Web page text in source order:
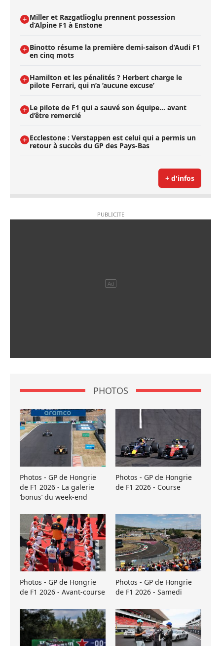
Miller et Razgatlioglu prennent possession
d’Alpine F1 à Enstone
Binotto résume la première demi-saison d’Audi F1
en cinq mots
Hamilton et les pénalités ? Herbert charge le
pilote Ferrari, qui n’a ’aucune excuse’
Le pilote de F1 qui a sauvé son équipe… avant
d’être remercié
Ecclestone : Verstappen est celui qui a permis un
retour à succès du GP des Pays-Bas
+ d'infos
PHOTOS
Photos - GP de Hongrie
de F1 2026 - La galerie
’bonus’ du week-end
Photos - GP de Hongrie
de F1 2026 - Course
Photos - GP de Hongrie
de F1 2026 - Avant-course
Photos - GP de Hongrie
de F1 2026 - Samedi